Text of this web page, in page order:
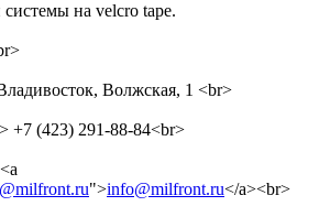
на velcro tape.
Волжская, 1 <br>
+7 (423) 291-88-84<br>
">info@milfront.ru</a><br>